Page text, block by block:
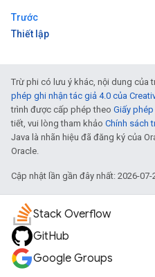
Trước
Thiết lập
Trừ phi có lưu ý khác, nội dung của
phép ghi nhận tác giả 4.0 của
trình được cấp phép theo Giấy
tiết, vui lòng tham khảo Chính sách
Java là nhãn hiệu đã đăng ký của
Oracle.
Cập nhật lần gần đây nhất: 2026-07-
Stack Overflow
GitHub
Google Groups